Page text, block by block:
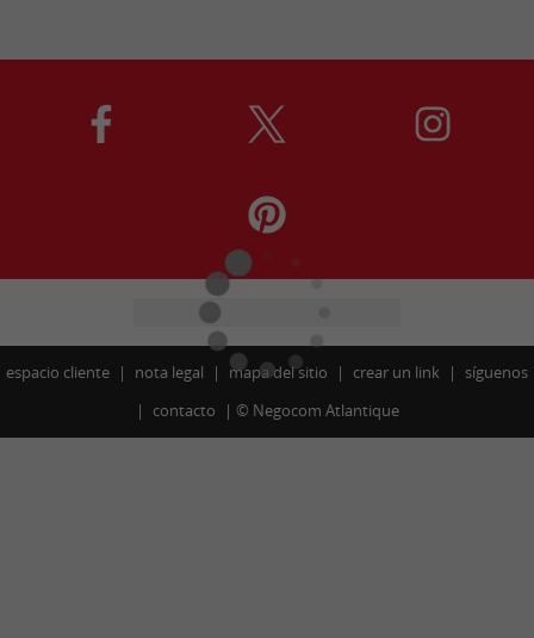
espacio cliente nota legal mapa del sitio crear un link
síguenos
contacto
© Negocom Atlantique